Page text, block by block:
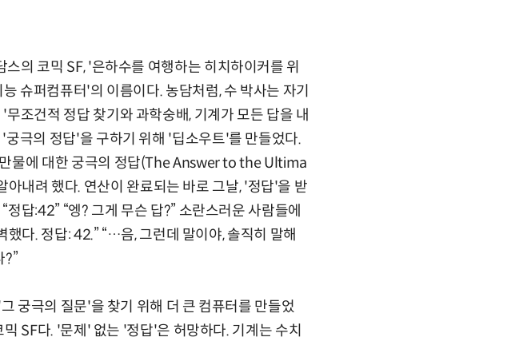
의 코믹 SF, '은하수를 여행하는 히치하이커를 위
슈퍼컴퓨터'의 이름이다. 농담처럼, 수 박사는 자기
조건적 정답 찾기와 과학숭배, 기계가 모든 답을 내
극의 정답'을 구하기 위해 '딥소우트'를 만들었다.
물에 대한 궁극의 정답(The Answer to the Ultima
내려 했다. 연산이 완료되는 바로 그날, '정답'을 받
답:42” “엥? 그게 무슨 답?” 소란스러운 사람들에
다. 정답: 42.” “…음, 그런데 말이야, 솔직히 말해
?”
궁극의 질문'을 찾기 위해 더 큰 컴퓨터를 만들었
SF다. '문제' 없는 '정답'은 허망하다. 기계는 수치